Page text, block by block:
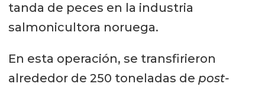
tanda de peces en la industria
salmonicultora noruega.
En esta operación, se transfirieron
alrededor de 250 toneladas de post-